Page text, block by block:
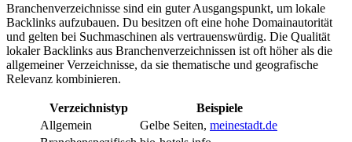
Branchenverzeichnisse sind ein guter Ausgangspunkt, um lokale
Backlinks aufzubauen. Du besitzen oft eine hohe Domainautorität
und gelten bei Suchmaschinen als vertrauenswürdig. Die Qualität
lokaler Backlinks aus Branchenverzeichnissen ist oft höher als die
allgemeiner Verzeichnisse, da sie thematische und geografische
Relevanz kombinieren.
Verzeichnistyp
Beispiele
Allgemein
Gelbe Seiten, meinestadt.de